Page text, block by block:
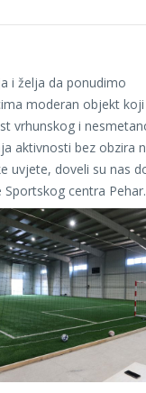
i želja da ponudimo
moderan objekt
vrhunskog i
aktivnosti bez obzira
uvjete, doveli su nas
Sportskog centra Pehar.